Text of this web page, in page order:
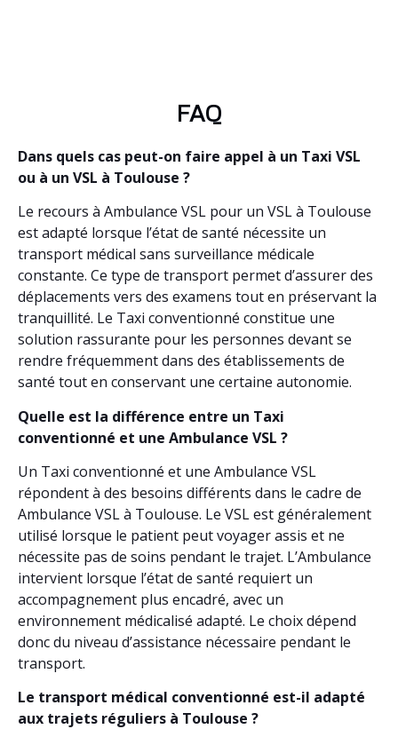
FAQ
Dans quels cas peut-on faire appel à un Taxi VSL
ou à un VSL à Toulouse ?
Le recours à Ambulance VSL pour un VSL à Toulouse
est adapté lorsque l’état de santé nécessite un
transport médical sans surveillance médicale
constante. Ce type de transport permet d’assurer des
déplacements vers des examens tout en préservant la
tranquillité. Le Taxi conventionné constitue une
solution rassurante pour les personnes devant se
rendre fréquemment dans des établissements de
santé tout en conservant une certaine autonomie.
Quelle est la différence entre un Taxi
conventionné et une Ambulance VSL ?
Un Taxi conventionné et une Ambulance VSL
répondent à des besoins différents dans le cadre de
Ambulance VSL à Toulouse. Le VSL est généralement
utilisé lorsque le patient peut voyager assis et ne
nécessite pas de soins pendant le trajet. L’Ambulance
intervient lorsque l’état de santé requiert un
accompagnement plus encadré, avec un
environnement médicalisé adapté. Le choix dépend
donc du niveau d’assistance nécessaire pendant le
transport.
Le transport médical conventionné est-il adapté
aux trajets réguliers à Toulouse ?